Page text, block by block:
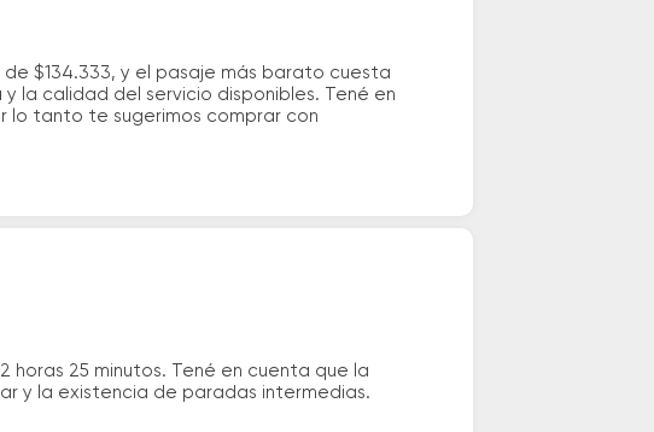
$134.333, y el pasaje más barato cuesta
la calidad del servicio disponibles. Tené en
lo tanto te sugerimos comprar con
horas 25 minutos. Tené en cuenta que la
y la existencia de paradas intermedias.